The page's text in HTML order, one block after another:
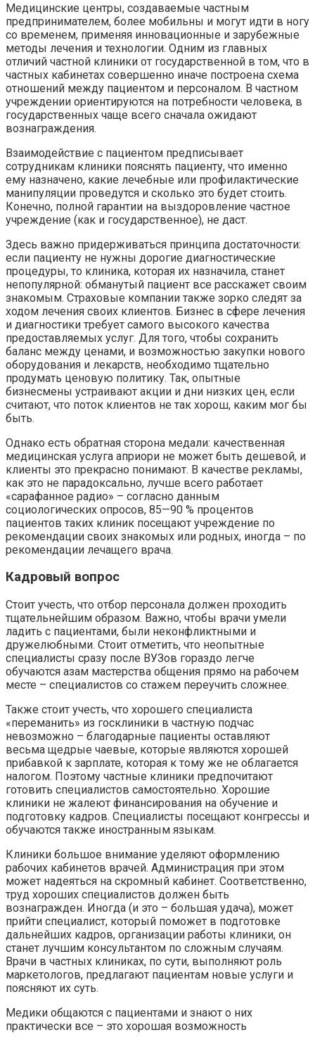
Медицинские центры, создаваемые частным
предпринимателем, более мобильны и могут идти в ногу
со временем, применяя инновационные и зарубежные
методы лечения и технологии. Одним из главных
отличий частной клиники от государственной в том, что в
частных кабинетах совершенно иначе построена схема
отношений между пациентом и персоналом. В частном
учреждении ориентируются на потребности человека, в
государственных чаще всего сначала ожидают
вознаграждения.
Взаимодействие с пациентом предписывает
сотрудникам клиники пояснять пациенту, что именно
ему назначено, какие лечебные или профилактические
манипуляции проведутся и сколько это будет стоить.
Конечно, полной гарантии на выздоровление частное
учреждение (как и государственное), не даст.
Здесь важно придерживаться принципа достаточности:
если пациенту не нужны дорогие диагностические
процедуры, то клиника, которая их назначила, станет
непопулярной: обманутый пациент все расскажет своим
знакомым. Страховые компании также зорко следят за
ходом лечения своих клиентов. Бизнес в сфере лечения
и диагностики требует самого высокого качества
предоставляемых услуг. Для того, чтобы сохранить
баланс между ценами, и возможностью закупки нового
оборудования и лекарств, необходимо тщательно
продумать ценовую политику. Так, опытные
бизнесмены устраивают акции и дни низких цен, если
считают, что поток клиентов не так хорош, каким мог бы
быть.
Однако есть обратная сторона медали: качественная
медицинская услуга априори не может быть дешевой, и
клиенты это прекрасно понимают. В качестве рекламы,
как это не парадоксально, лучше всего работает
«сарафанное радио» – согласно данным
социологических опросов, 85—90 % процентов
пациентов таких клиник посещают учреждение по
рекомендации своих знакомых или родных, иногда – по
рекомендации лечащего врача.
Кадровый вопрос
Стоит учесть, что отбор персонала должен проходить
тщательнейшим образом. Важно, чтобы врачи умели
ладить с пациентами, были неконфликтными и
дружелюбными. Стоит отметить, что неопытные
специалисты сразу после ВУЗов гораздо легче
обучаются азам мастерства общения прямо на рабочем
месте – специалистов со стажем переучить сложнее.
Также стоит учесть, что хорошего специалиста
«переманить» из госклиники в частную подчас
невозможно – благодарные пациенты оставляют
весьма щедрые чаевые, которые являются хорошей
прибавкой к зарплате, которая к тому же не облагается
налогом. Поэтому частные клиники предпочитают
готовить специалистов самостоятельно. Хорошие
клиники не жалеют финансирования на обучение и
подготовку кадров. Специалисты посещают конгрессы и
обучаются также иностранным языкам.
Клиники большое внимание уделяют оформлению
рабочих кабинетов врачей. Администрация при этом
может надеяться на скромный кабинет. Соответственно,
труд хороших специалистов должен быть
вознагражден. Иногда (и это – большая удача), может
прийти специалист, который поможет в подготовке
дальнейших кадров, организации работы клиники, он
станет лучшим консультантом по сложным случаям.
Врачи в частных клиниках, по сути, выполняют роль
маркетологов, предлагают пациентам новые услуги и
поясняют их суть.
Медики общаются с пациентами и знают о них
практически все – это хорошая возможность